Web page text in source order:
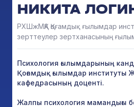
НИКИТА
РХШжМҚА Қоғамдық ғылымдар
зерттеулер зертханасының
Психология ғылымдарының
Қоғамдық ғылымдар институты
кафедрасының доценті.
Жалпы психология мамандығы